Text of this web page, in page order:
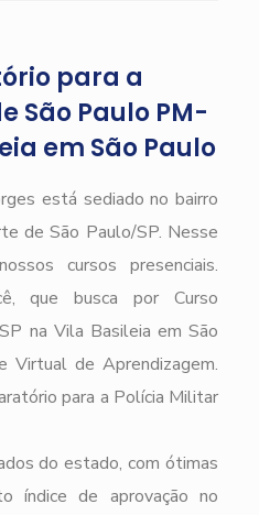
para a
São Paulo PM-
em São Paulo
está sediado no bairro
de São Paulo/SP. Nesse
cursos presenciais.
que busca por Curso
na Vila Basileia em São
Virtual de Aprendizagem.
para a Polícia Militar
do estado, com ótimas
índice de aprovação no